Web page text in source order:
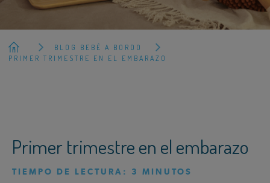
BLOG BEBÉ A BORDO
PRIMER TRIMESTRE EN EL EMBARAZO
Primer trimestre en el embarazo
TIEMPO DE LECTURA: 3 MINUTOS